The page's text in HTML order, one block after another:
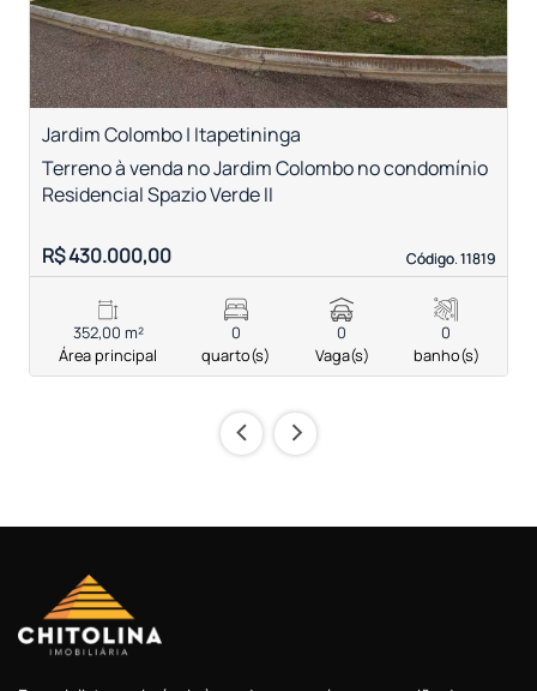
Jardim Colombo | Itapetininga
Código. 11819
Código. 11819
Terreno à venda no Jardim Colombo no condomínio
Residencial Spazio Verde II
R$ 430.000,00
352,00 m²
Área principal
0
quarto(s)
0
Vaga(s)
0
banho(s)
‹ ›